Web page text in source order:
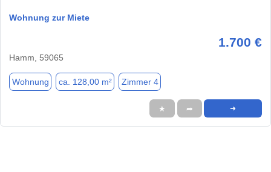
Wohnung zur Miete
1.700 €
Hamm, 59065
Wohnung ca. 128,00 m² Zimmer 4
★ ➦ ➜